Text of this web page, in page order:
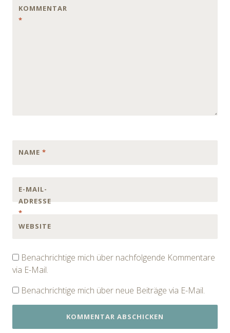
KOMMENTAR
*
NAME *
E-MAIL-
ADRESSE
*
WEBSITE
Benachrichtige mich über nachfolgende Kommentare
via E-Mail.
Benachrichtige mich über neue Beiträge via E-Mail.